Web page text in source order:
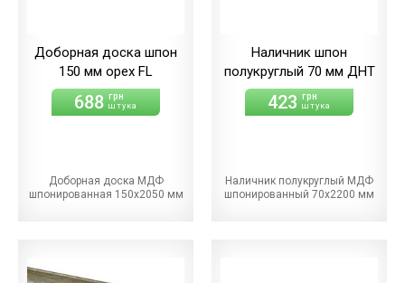
Доборная доска шпон
150 мм орех FL
688 грн
штука
Доборная доска МДФ
шпонированная 150х2050 мм
Наличник шпон
полукруглый 70 мм ДНТ
423 грн
штука
Наличник полукруглый МДФ
шпонированный 70х2200 мм